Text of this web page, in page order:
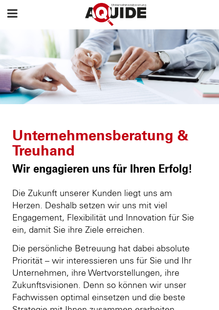
Unternehmensberatung &
Treuhand
Wir engagieren uns für Ihren Erfolg!
Die Zukunft unserer Kunden liegt uns am
Herzen. Deshalb setzen wir uns mit viel
Engagement, Flexibilität und Innovation für Sie
ein, damit Sie ihre Ziele erreichen.
Die persönliche Betreuung hat dabei absolute
Priorität – wir interessieren uns für Sie und Ihr
Unternehmen, ihre Wertvorstellungen, ihre
Zukunftsvisionen. Denn so können wir unser
Fachwissen optimal einsetzen und die beste